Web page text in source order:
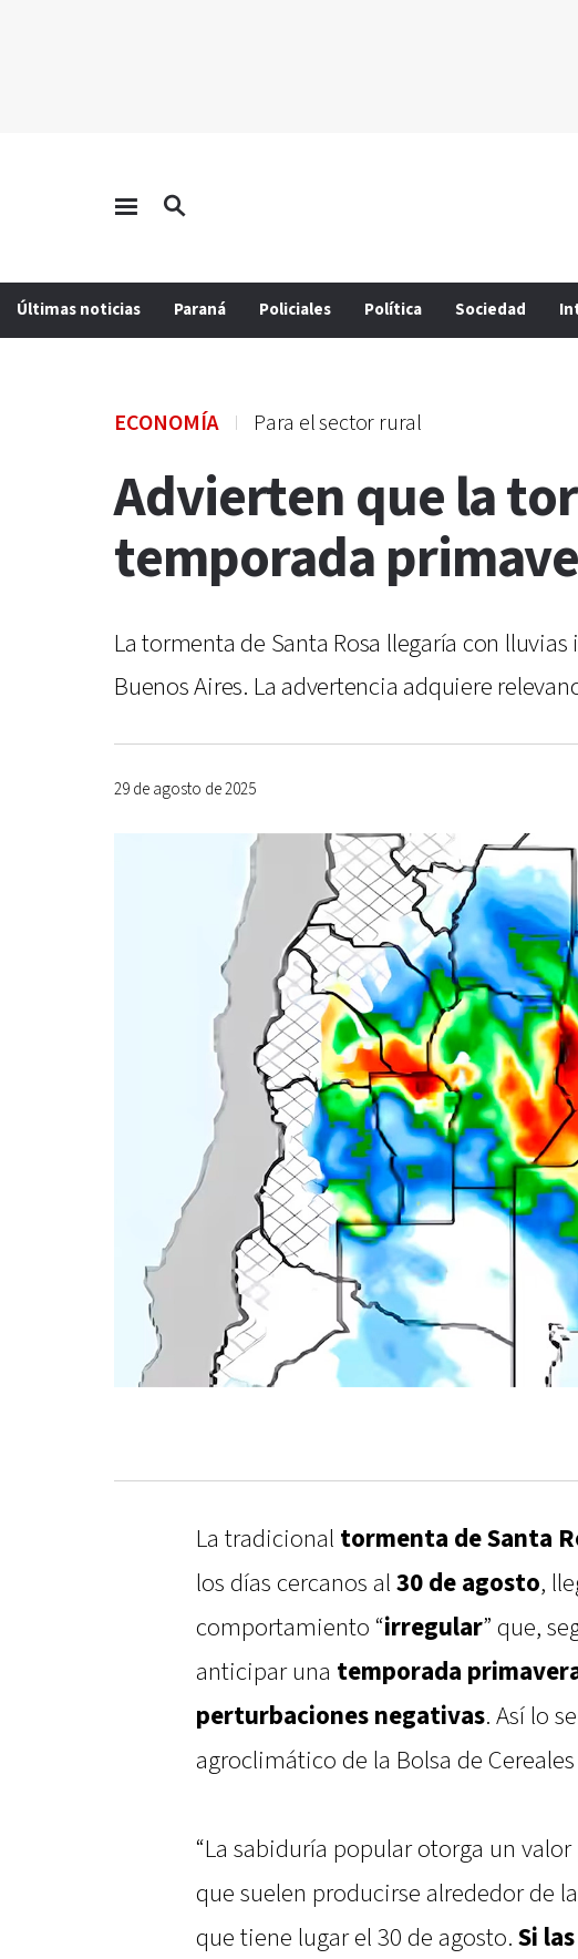
Últimas noticias Paraná Policiales Política Sociedad
ECONOMÍA Para el sector rural
Advierten que la
temporada
La tormenta de Santa Rosa llegaría con
Buenos Aires. La advertencia adquiere
29 de agosto de 2025
La tradicional tormenta de Santa
los días cercanos al 30 de agosto,
comportamiento “irregular” que,
anticipar una temporada
perturbaciones negativas. Así lo
agroclimático de la Bolsa de
“La sabiduría popular otorga un
que suelen producirse alrededor de
que tiene lugar el 30 de agosto. Si